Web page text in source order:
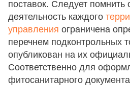
поставок. Следует помнить
деятельность каждого
управления ограничена
перечнем подконтрольных
опубликован на их
Соответственно для
фитосанитарного